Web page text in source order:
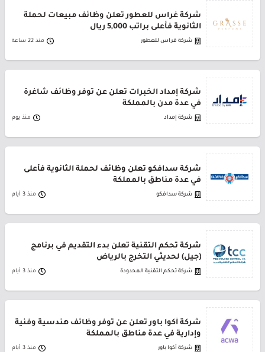
شركة غراس للعطور تعلن وظائف مبيعات لحملة
الثانوية فأعلى براتب 5,000 ريال
شركة قراس للعطور منذ 22 ساعة
شركة إمداد الخبرات تعلن عن توفر وظائف شاغرة
في عدة مدن بالمملكة
شركة إمداد منذ يوم
شركة سدافكو تعلن وظائف لحملة الثانوية فأعلى
في عدة مناطق بالمملكة
شركة سدافكو منذ 3 أيام
شركة تحكم التقنية تعلن بدء التقديم في برنامج
(جيل) لحديثي التخرج بالرياض
شركة تحكم التقنية المحدودة منذ 3 أيام
شركة أكوا باور تعلن عن توفر وظائف هندسية وفنية
وإدارية في عدة مناطق بالمملكة
شركة أكوا باور منذ 3 أيام